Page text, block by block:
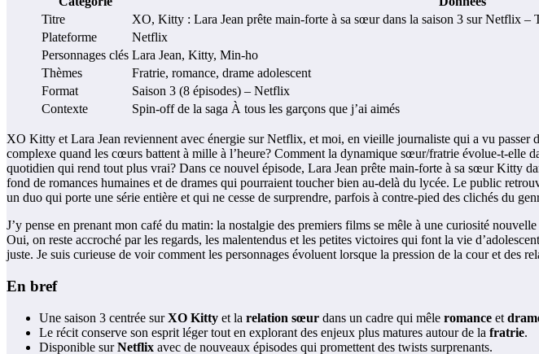
Titre
XO, Kitty : Lara Jean prête main-forte à sa sœur dans la saison 3 sur Netflix –
Plateforme
Netflix
Personnages clés Lara Jean, Kitty, Min-ho
Thèmes
Fratrie, romance, drame adolescent
Format
Saison 3 (8 épisodes) – Netflix
Contexte
Spin-off de la saga À tous les garçons que j’ai aimés
XO Kitty et Lara Jean reviennent avec énergie sur Netflix, et moi, en vieille journaliste qui a vu passer
complexe quand les cœurs battent à mille à l’heure? Comment la dynamique sœur/fratrie évolue-t-elle
quotidien qui rend tout plus vrai? Dans ce nouvel épisode, Lara Jean prête main-forte à sa sœur Kitty
fond de romances humaines et de drames qui pourraient toucher bien au-delà du lycée. Le public
un duo qui porte une série entière et qui ne cesse de surprendre, parfois à contre-pied des clichés du
J’y pense en prenant mon café du matin: la nostalgie des premiers films se mêle à une curiosité
Oui, on reste accroché par les regards, les malentendus et les petites victoires qui font la vie
juste. Je suis curieuse de voir comment les personnages évoluent lorsque la pression de la cour et des
En bref
Une saison 3 centrée surXO Kitty et la relation sœur dans un cadre qui mêle romance et
Le récit conserve son esprit léger tout en explorant des enjeux plus matures autour de la fratrie.
Disponible surNetflix avec de nouveaux épisodes qui promettent des twists surprenants.